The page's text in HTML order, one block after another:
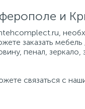
и
заказать
пенал,
связаться с